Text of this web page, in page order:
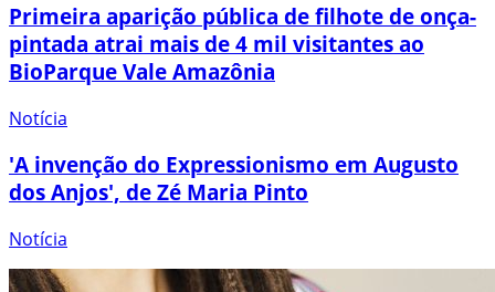
Primeira aparição pública de filhote de onça-
pintada atrai mais de 4 mil visitantes ao
BioParque Vale Amazônia
Notícia
'A invenção do Expressionismo em Augusto
dos Anjos', de Zé Maria Pinto
Notícia